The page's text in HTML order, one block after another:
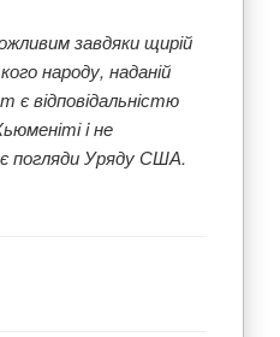
завдяки щирій
народу, наданій
відповідальністю
i не
погляди Уряду США.